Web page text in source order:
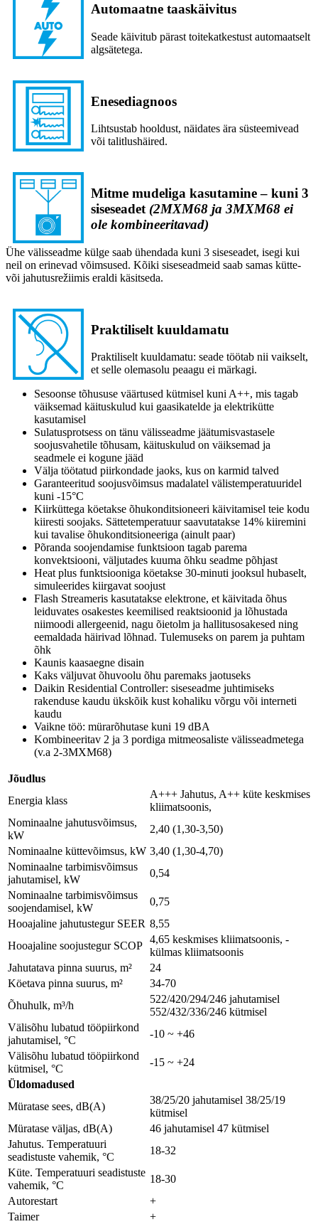
Automaatne taaskäivitus
Seade käivitub pärast toitekatkestust automaatselt
algsätetega.
Enesediagnoos
Lihtsustab hooldust, näidates ära süsteemivead
või talitlushäired.
Mitme mudeliga kasutamine – kuni 3
siseseadet (2MXM68 ja 3MXM68 ei
ole kombineeritavad)
Ühe välisseadme külge saab ühendada kuni 3 siseseadet, isegi kui
neil on erinevad võimsused. Kõiki siseseadmeid saab samas kütte-
või jahutusrežiimis eraldi käsitseda.
Praktiliselt kuuldamatu
Praktiliselt kuuldamatu: seade töötab nii vaikselt,
et selle olemasolu peaagu ei märkagi.
Sesoonse tõhususe väärtused kütmisel kuni A++, mis tagab
väiksemad käituskulud kui gaasikatelde ja elektrikütte
kasutamisel
Sulatusprotsess on tänu välisseadme jäätumisvastasele
soojusvahetile tõhusam, käituskulud on väiksemad ja
seadmele ei kogune jääd
Välja töötatud piirkondade jaoks, kus on karmid talved
Garanteeritud soojusvõimsus madalatel välistemperatuuridel
kuni -15°C
Kiirküttega köetakse õhukonditsioneeri käivitamisel teie kodu
kiiresti soojaks. Sättetemperatuur saavutatakse 14% kiiremini
kui tavalise õhukonditsioneeriga (ainult paar)
Põranda soojendamise funktsioon tagab parema
konvektsiooni, väljutades kuuma õhku seadme põhjast
Heat plus funktsiooniga köetakse 30-minuti jooksul hubaselt,
simuleerides kiirgavat soojust
Flash Streameris kasutatakse elektrone, et käivitada õhus
leiduvates osakestes keemilised reaktsioonid ja lõhustada
niimoodi allergeenid, nagu õietolm ja hallitusosakesed ning
eemaldada häirivad lõhnad. Tulemuseks on parem ja puhtam
õhk
Kaunis kaasaegne disain
Kaks väljuvat õhuvoolu õhu paremaks jaotuseks
Daikin Residential Controller: siseseadme juhtimiseks
rakenduse kaudu ükskõik kust kohaliku võrgu või interneti
kaudu
Vaikne töö: mürarõhutase kuni 19 dBA
Kombineeritav 2 ja 3 pordiga mitmeosaliste välisseadmetega
(v.a 2-3MXM68)
Jõudlus
Energia klass
A+++ Jahutus, A++ küte keskmises
kliimatsoonis,
Nominaalne jahutusvõimsus,
kW
2,40 (1,30-3,50)
Nominaalne küttevõimsus, kW 3,40 (1,30-4,70)
Nominaalne tarbimisvõimsus
jahutamisel, kW
0,54
Nominaalne tarbimisvõimsus
soojendamisel, kW
0,75
Hooajaline jahutustegur SEER 8,55
Hooajaline soojustegur SCOP
4,65 keskmises kliimatsoonis, -
külmas kliimatsoonis
Jahutatava pinna suurus, m²
24
Köetava pinna suurus, m²
34-70
Õhuhulk, m³/h
522/420/294/246 jahutamisel
552/432/336/246 kütmisel
Välisõhu lubatud tööpiirkond
jahutamisel, °C
-10 ~ +46
Välisõhu lubatud tööpiirkond
kütmisel, °C
-15 ~ +24
Üldomadused
Müratase sees, dB(A)
38/25/20 jahutamisel 38/25/19
kütmisel
Müratase väljas, dB(A)
46 jahutamisel 47 kütmisel
Jahutus. Temperatuuri
seadistuste vahemik, °C
18-32
Küte. Temperatuuri seadistuste
vahemik, °C
18-30
Autorestart
+
Taimer
+